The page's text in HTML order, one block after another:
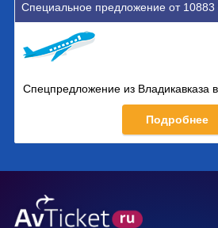
Специальное предложение от 10883
Спецпредложение из Владикавказа
Подробнее